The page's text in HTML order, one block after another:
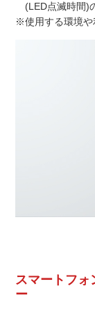
(LED点滅時間)
※使用する環境や
スマートフォ
ー